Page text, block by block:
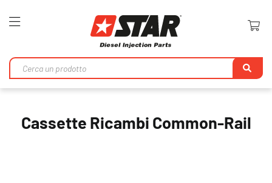
Toggle
Cassette Ricambi Common-Rail